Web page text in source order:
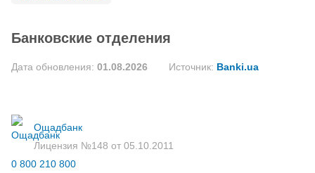
Банковские отделения
Дата обновления: 01.08.2026 Источник: Banki.ua
Ощадбанк
Лицензия №148 от 05.10.2011
0 800 210 800